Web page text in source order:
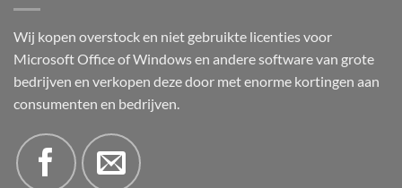
Wij kopen overstock en niet gebruikte licenties voor
Microsoft Office of Windows en andere software van grote
bedrijven en verkopen deze door met enorme kortingen aan
consumenten en bedrijven.